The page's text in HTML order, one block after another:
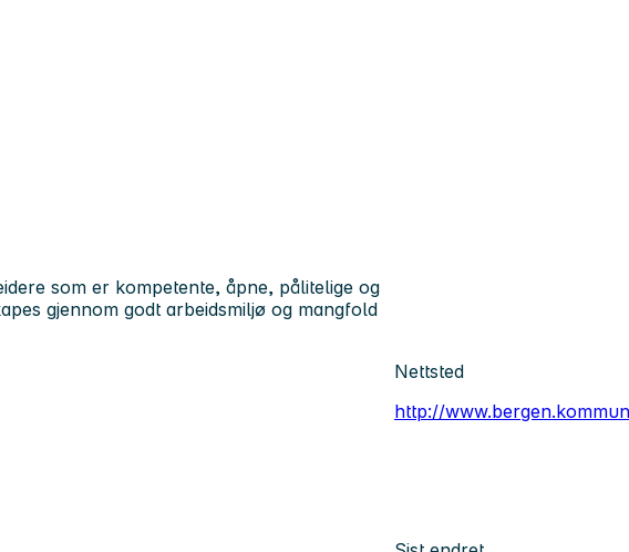
som er kompetente, åpne, pålitelige og
gjennom godt arbeidsmiljø og mangfold
Nettsted
http://